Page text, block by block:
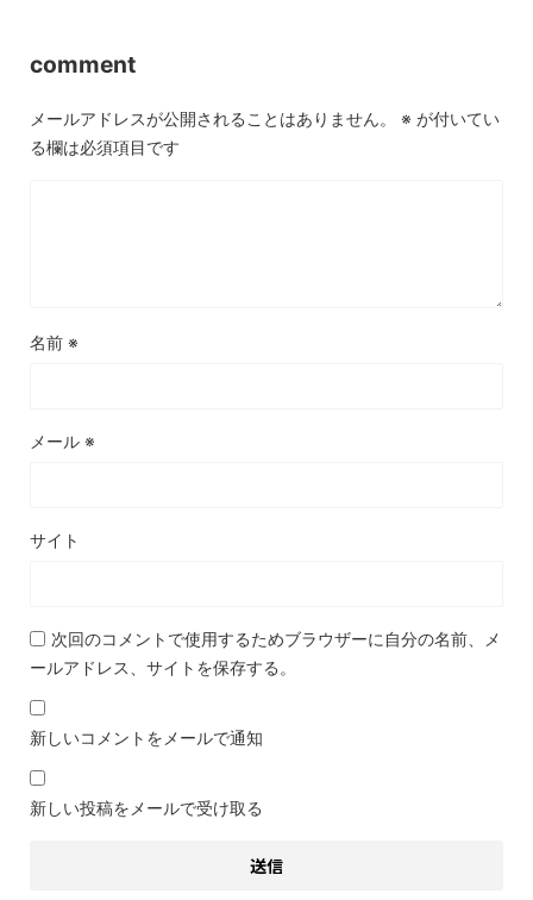
comment
メールアドレスが公開されることはありません。 ※ が付いてい
る欄は必須項目です
名前 ※
メール ※
サイト
次回のコメントで使用するためブラウザーに自分の名前、メ
ールアドレス、サイトを保存する。
新しいコメントをメールで通知
新しい投稿をメールで受け取る